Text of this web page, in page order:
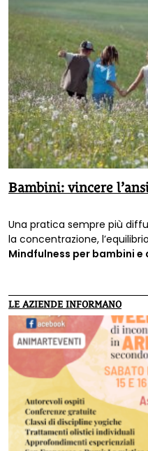
Bambini: vincere
Una pratica sempre più
la concentrazione,
Mindfulness per bambini
felici e sicuri di sé".
LE AZIENDE INFORMANO